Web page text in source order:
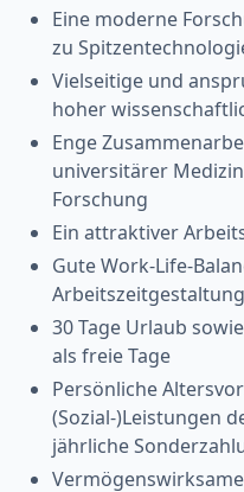
Eine moderne
zu
Vielseitige und
hoher
Enge
universitärer
Forschung
Ein attraktiver
Gute Work-Life-
30 Tage Urlaub
als freie Tage
Persönliche
(Sozial-)Leistungen
jährliche